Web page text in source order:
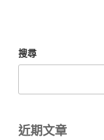
搜尋
近期文章